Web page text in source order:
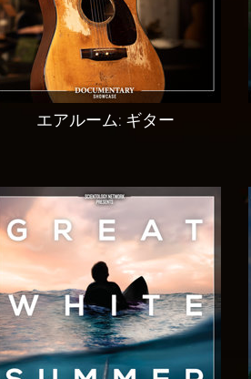
エアルーム: ギター